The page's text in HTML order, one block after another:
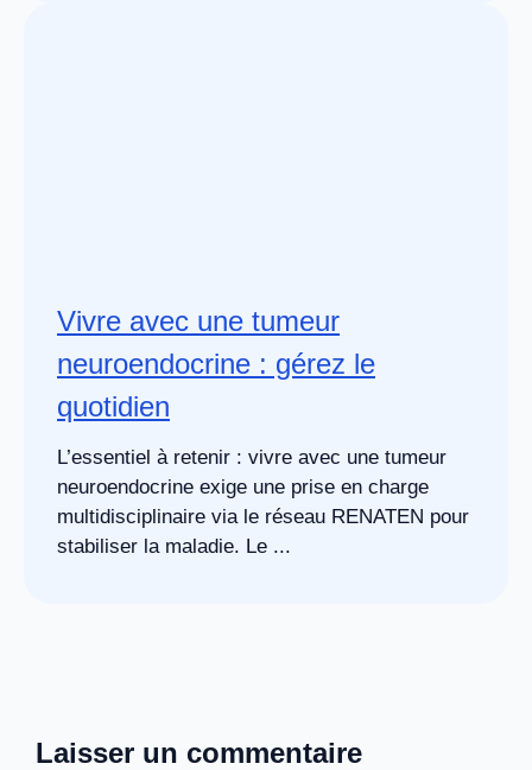
Vivre avec une tumeur
neuroendocrine : gérez le
quotidien
L’essentiel à retenir : vivre avec une tumeur
neuroendocrine exige une prise en charge
multidisciplinaire via le réseau RENATEN pour
stabiliser la maladie. Le ...
Laisser un commentaire